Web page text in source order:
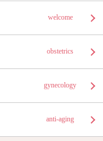
welcome
obstetrics
gynecology
anti-aging